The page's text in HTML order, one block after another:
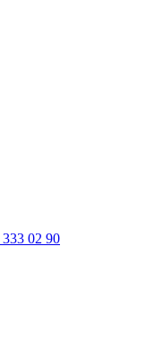
02 90